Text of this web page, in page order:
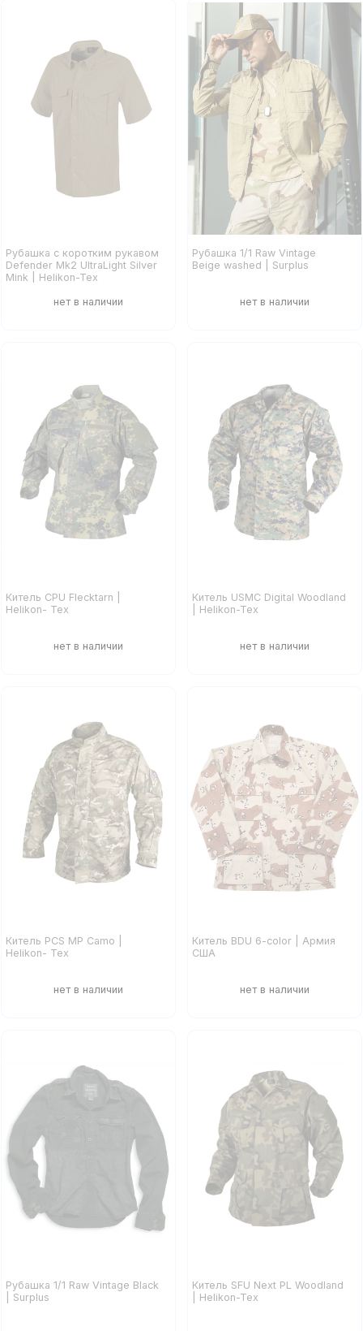
Рубашка с коротким рукавом
Defender Mk2 UltraLight Silver
Mink | Helikon-Tex
Рубашка 1/1 Raw Vintage
Beige washed | Surplus
Китель CPU Flecktarn |
Helikon- Tex
Китель USMC Digital Woodland
| Helikon-Tex
Китель PCS MP Camo |
Helikon- Tex
Китель BDU 6-color | Армия
США
Рубашка 1/1 Raw Vintage Black
| Surplus
Китель SFU Next PL Woodland
| Helikon-Tex